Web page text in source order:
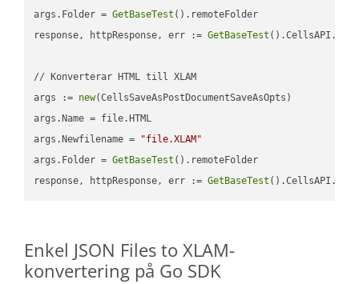
args.Folder = GetBaseTest ().remoteFolder
response, httpResponse, err := GetBaseTest ().CellsAPI.
// Konverterar HTML till XLAM
args := new(CellsSaveAsPostDocumentSaveAsOpts)
args.Name = file.HTML
args.Newfilename =
"file.XLAM"
args.Folder = GetBaseTest ().remoteFolder
response, httpResponse, err := GetBaseTest ().CellsAPI.
Enkel JSON Files to XLAM-
konvertering på Go SDK